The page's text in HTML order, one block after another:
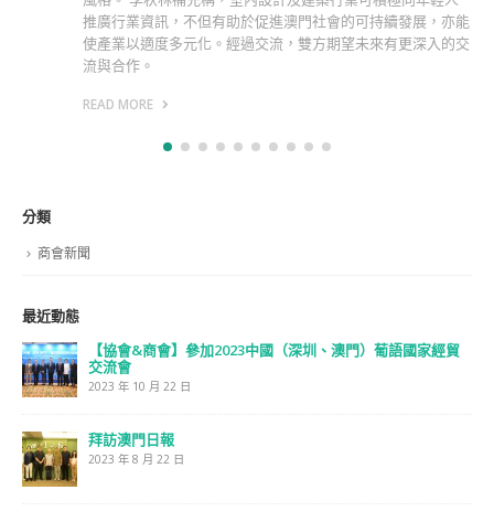
拜訪公共建設局
澳門室內設計 x AVIT 視聽控制技術交流分享日